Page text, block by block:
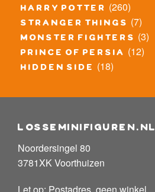
harry potter (260)
stranger things (7)
monster fighters (3)
prince of persia (12)
hidden side (18)
losseminifiguren.nl
Noordersingel 80
3781XK Voorthuizen